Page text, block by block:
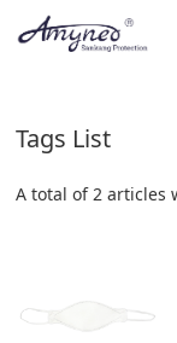
Tags List
A total of 2 articles